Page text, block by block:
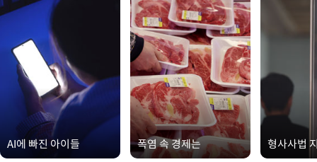
AI에 빠진 아이들 폭염 속 경제는 형사사법